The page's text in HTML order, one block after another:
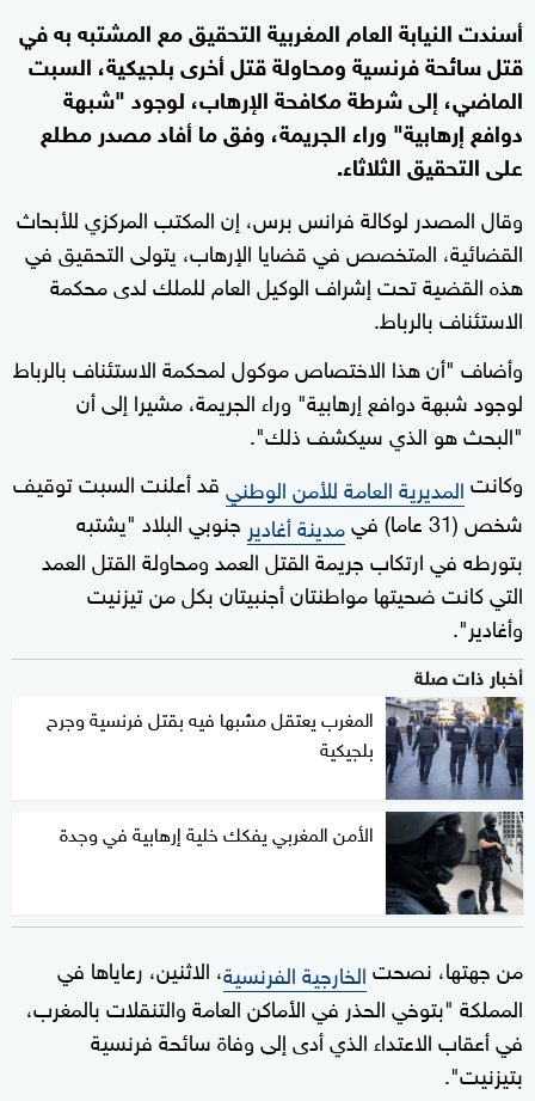
أسندت النيابة العام المغربية التحقيق مع المشتبه به في
قتل سائحة فرنسية ومحاولة قتل أخرى بلجيكية، السبت
الماضي، إلى شرطة مكافحة الإرهاب، لوجود "شبهة
دوافع إرهابية" وراء الجريمة، وفق ما أفاد مصدر مطلع
على التحقيق الثلاثاء.
وقال المصدر لوكالة فرانس برس، إن المكتب المركزي للأبحاث
القضائية، المتخصص في قضايا الإرهاب، يتولى التحقيق في
هذه القضية تحت إشراف الوكيل العام للملك لدى محكمة
الاستئناف بالرباط.
وأضاف "أن هذا الاختصاص موكول لمحكمة الاستئناف بالرباط
لوجود شبهة دوافع إرهابية" وراء الجريمة، مشيرا إلى أن
"البحث هو الذي سيكشف ذلك".
وكانتالمديرية العامة للأمن الوطنيقد أعلنت السبت توقيف
شخص (31 عاما) في
مدينة أغادير جنوبي البلاد "يشتبه
بتورطه في ارتكاب جريمة القتل العمد ومحاولة القتل العمد
التي كانت ضحيتها مواطنتان أجنبيتان بكل من تيزنيت
وأغادير".
أخبار ذات صلة
المغرب يعتقل مشبها فيه بقتل فرنسية وجرح
بلجيكية
الأمن المغربي يفكك خلية إرهابية في وجدة
من جهتها، نصحتالخارجية الفرنسية، الاثنين، رعاياها في
المملكة "بتوخي الحذر في الأماكن العامة والتنقلات بالمغرب،
في أعقاب الاعتداء الذي أدى إلى وفاة سائحة فرنسية
بتيزنيت".